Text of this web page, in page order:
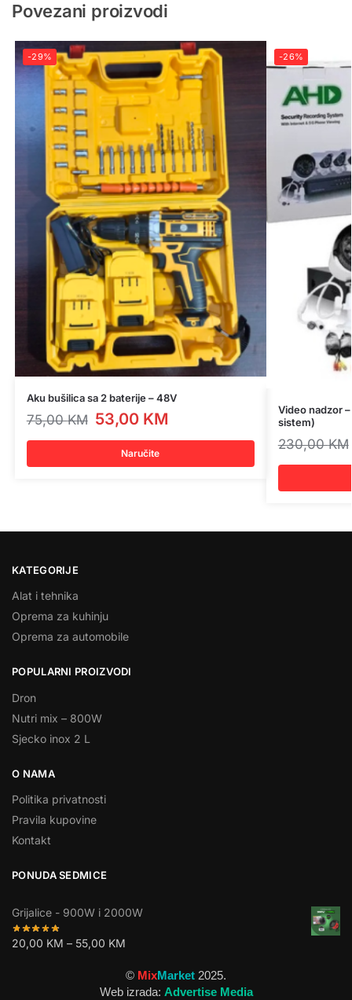
Povezani proizvodi
-29%
Aku bušilica sa 2 baterije – 48V
75,00KM 53,00 KM
Naručite
-26%
Video nadzor
sistem)
230,00KM
KATEGORIJE
Alat i tehnika
Oprema za kuhinju
Oprema za automobile
POPULARNI PROIZVODI
Dron
Nutri mix – 800W
Sjecko inox 2 L
O NAMA
Politika privatnosti
Pravila kupovine
Kontakt
PONUDA SEDMICE
Grijalice - 900W i 2000W
20,00 KM – 55,00 KM
© MixMarket 2025.
Web izrada: Advertise Media